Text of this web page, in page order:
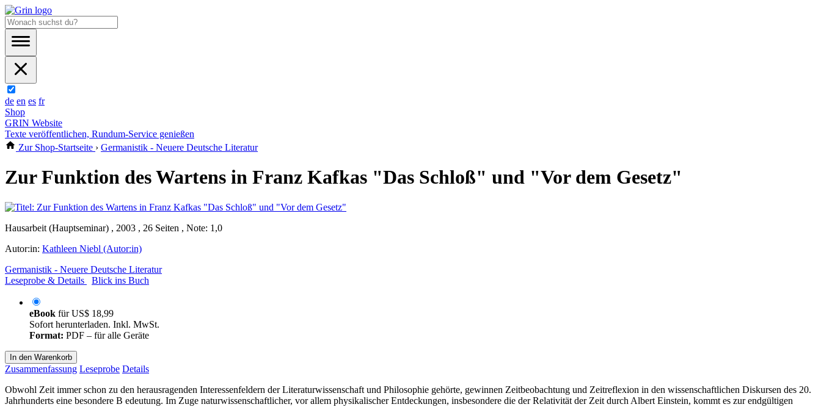
de en es fr
Shop
GRIN Website
Texte veröffentlichen, Rundum-Service genießen
Zur Shop-Startseite › Germanistik - Neuere Deutsche Literatur
Zur Funktion des Wartens in Franz Kafkas "Das Schloß" und "Vor dem Gesetz"
Hausarbeit (Hauptseminar) , 2003 , 26 Seiten , Note: 1,0
Autor:in: Kathleen Niebl (Autor:in)
Germanistik - Neuere Deutsche Literatur
Leseprobe & Details
Blick ins Buch
eBook fürUS$ 18,99
Sofort herunterladen. Inkl. MwSt.
Format: PDF – für alle Geräte
In den Warenkorb
Zusammenfassung Leseprobe Details
Obwohl Zeit immer schon zu den herausragenden Interessenfeldern der Literaturwissenschaft und Philosophie gehörte, gewinnen Zeitbeobachtung und Zeitreflexion in den wissenschaftlichen Diskursen des 20.
Jahrhunderts eine besondere B edeutung. Im Zuge naturwissenschaftlicher, vor allem physikalischer Entdeckungen, insbesondere die der Relativität der Zeit durch Albert Einstein, kommt es zur endgültigen